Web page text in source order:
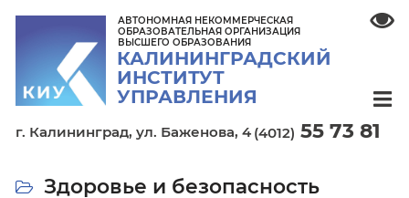
АВТОНОМНАЯ НЕКОММЕРЧЕСКАЯ
ОБРАЗОВАТЕЛЬНАЯ ОРГАНИЗАЦИЯ
ВЫСШЕГО ОБРАЗОВАНИЯ
КАЛИНИНГРАДСКИЙ
ИНСТИТУТ